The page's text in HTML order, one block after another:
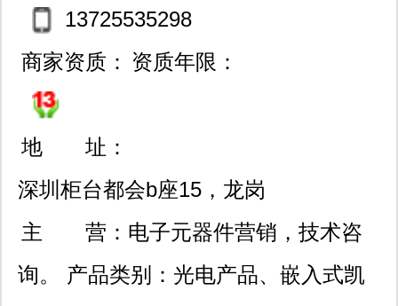
13725535298
商家资质： 资质年限：
地 址：
深圳柜台都会b座15，龙岗
区龙诚街道五联社区规划
路25号202。
主 营： 电子元器件营销，技术咨
询。 产品类别：光电产品、嵌入式凯